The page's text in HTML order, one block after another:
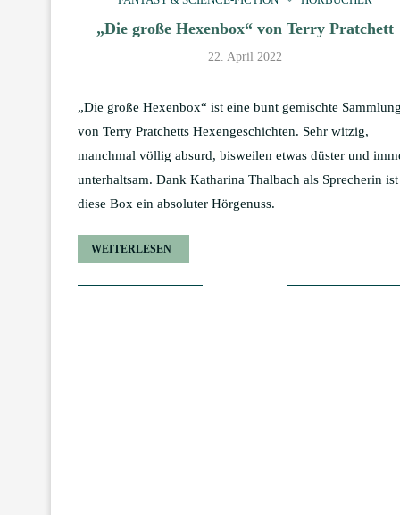
„Die große Hexenbox“ von Terry Pratchett
22. April 2022
„Die große Hexenbox“ ist eine bunt gemischte
von Terry Pratchetts Hexengeschichten. Sehr witzig,
manchmal völlig absurd, bisweilen etwas düster und
unterhaltsam. Dank Katharina Thalbach als Sprecherin ist
diese Box ein absoluter Hörgenuss.
WEITERLESEN